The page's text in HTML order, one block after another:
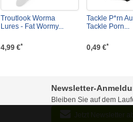
Troutlook Worma
Lures - Fat Wormy...
4,99 €*
Tackle P*rn
Tackle Porn...
0,49 €*
Newsletter-
Bleiben Sie auf dem
Jetzt Newsletter